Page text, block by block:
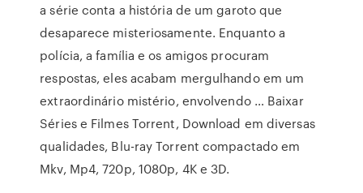
a série conta a história de um garoto que
desaparece misteriosamente. Enquanto a
polícia, a família e os amigos procuram
respostas, eles acabam mergulhando em um
extraordinário mistério, envolvendo … Baixar
Séries e Filmes Torrent, Download em diversas
qualidades, Blu-ray Torrent compactado em
Mkv, Mp4, 720p, 1080p, 4K e 3D.